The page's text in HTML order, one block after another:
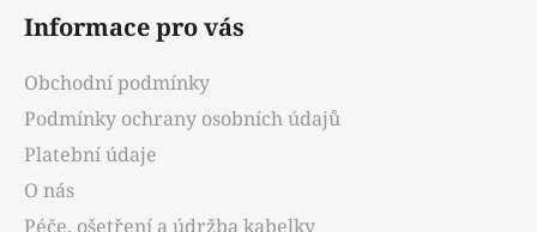
Informace pro vás
Obchodní podmínky
Podmínky ochrany osobních údajů
Platební údaje
O nás
Péče, ošetření a údržba kabelky